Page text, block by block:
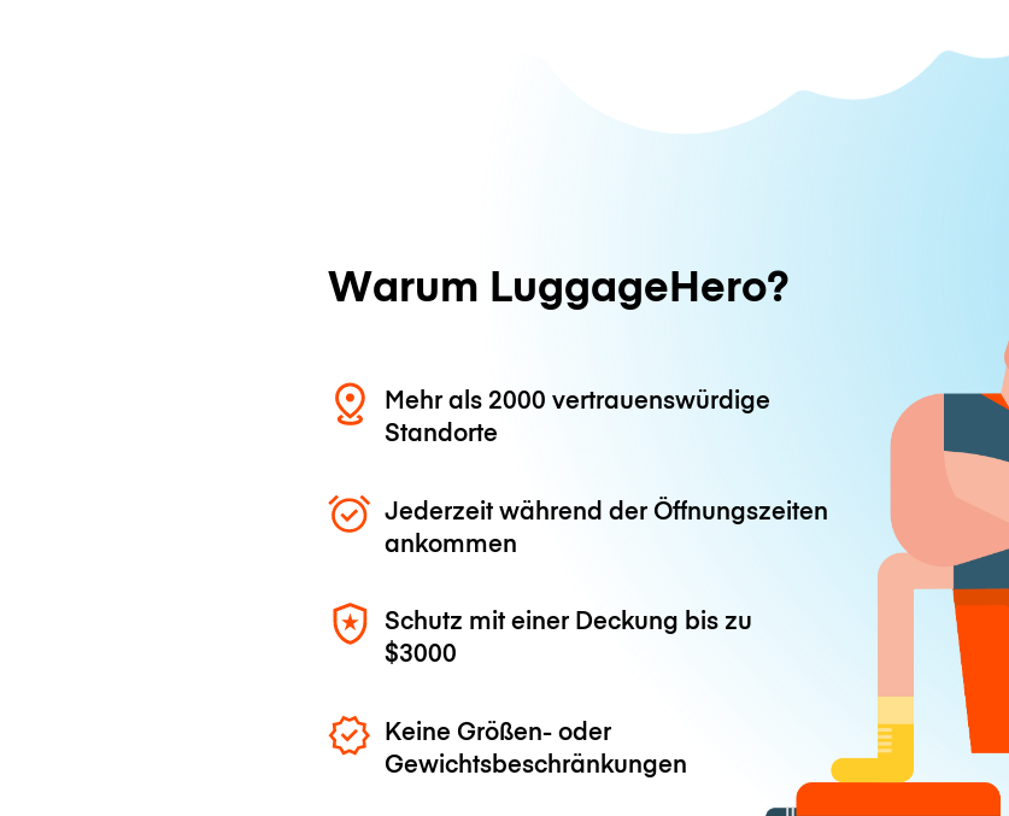
Warum LuggageHero?
Mehr als 2000 vertrauenswürdige
Standorte
Jederzeit während der Öffnungszeiten
ankommen
Schutz mit einer Deckung bis zu
$3000
Keine Größen- oder
Gewichtsbeschränkungen